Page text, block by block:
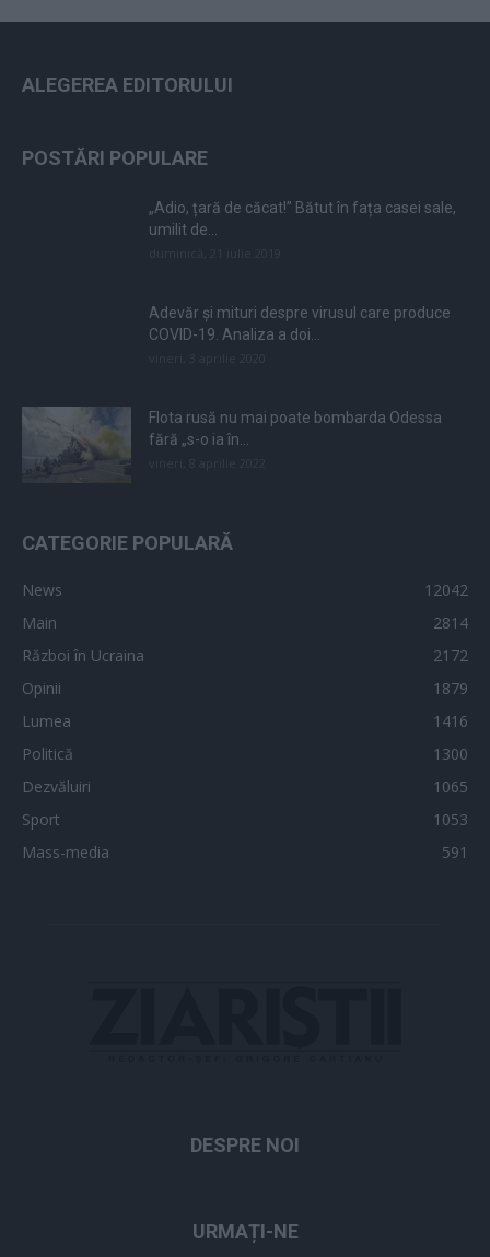
ALEGEREA EDITORULUI
POSTĂRI POPULARE
„Adio, țară de căcat!” Bătut în fața casei sale,
umilit de...
Adevăr și mituri despre virusul care produce
COVID-19. Analiza a doi...
Flota rusă nu mai poate bombarda Odessa
fără „s-o ia în...
CATEGORIE POPULARĂ
News
12042
Main
2814
Război în Ucraina
2172
Opinii
1879
Lumea
1416
Politică
1300
Dezvăluiri
1065
Sport
1053
Mass-media
591
DESPRE NOI
URMAȚI-NE